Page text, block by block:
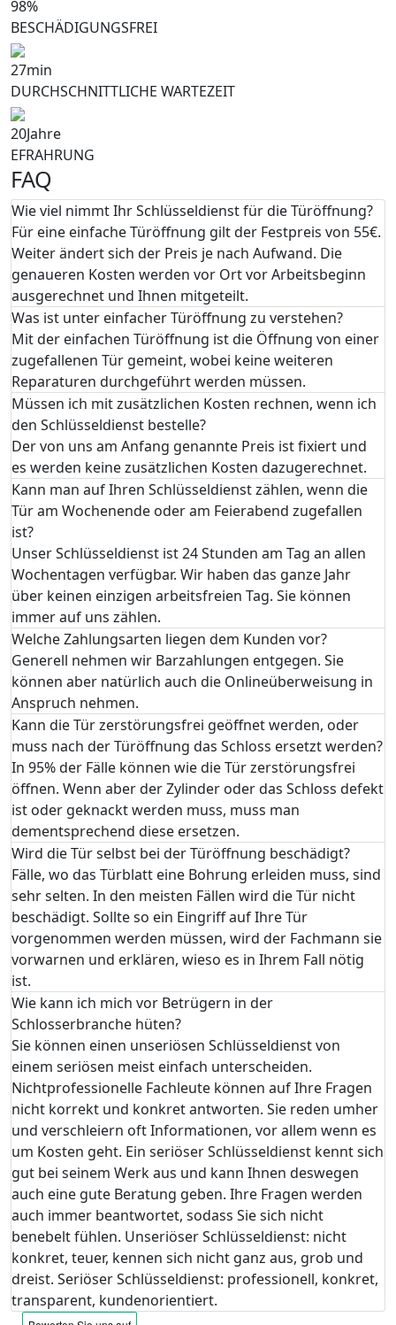
98%
BESCHÄDIGUNGSFREI
27min
DURCHSCHNITTLICHE WARTEZEIT
20Jahre
EFRAHRUNG
FAQ
Wie viel nimmt Ihr Schlüsseldienst für die Türöffnung?
Für eine einfache Türöffnung gilt der Festpreis von 55€.
Weiter ändert sich der Preis je nach Aufwand. Die
genaueren Kosten werden vor Ort vor Arbeitsbeginn
ausgerechnet und Ihnen mitgeteilt.
Was ist unter einfacher Türöffnung zu verstehen?
Mit der einfachen Türöffnung ist die Öffnung von einer
zugefallenen Tür gemeint, wobei keine weiteren
Reparaturen durchgeführt werden müssen.
Müssen ich mit zusätzlichen Kosten rechnen, wenn ich
den Schlüsseldienst bestelle?
Der von uns am Anfang genannte Preis ist fixiert und
es werden keine zusätzlichen Kosten dazugerechnet.
Kann man auf Ihren Schlüsseldienst zählen, wenn die
Tür am Wochenende oder am Feierabend zugefallen
ist?
Unser Schlüsseldienst ist 24 Stunden am Tag an allen
Wochentagen verfügbar. Wir haben das ganze Jahr
über keinen einzigen arbeitsfreien Tag. Sie können
immer auf uns zählen.
Welche Zahlungsarten liegen dem Kunden vor?
Generell nehmen wir Barzahlungen entgegen. Sie
können aber natürlich auch die Onlineüberweisung in
Anspruch nehmen.
Kann die Tür zerstörungsfrei geöffnet werden, oder
muss nach der Türöffnung das Schloss ersetzt werden?
In 95% der Fälle können wie die Tür zerstörungsfrei
öffnen. Wenn aber der Zylinder oder das Schloss defekt
ist oder geknackt werden muss, muss man
dementsprechend diese ersetzen.
Wird die Tür selbst bei der Türöffnung beschädigt?
Fälle, wo das Türblatt eine Bohrung erleiden muss, sind
sehr selten. In den meisten Fällen wird die Tür nicht
beschädigt. Sollte so ein Eingriff auf Ihre Tür
vorgenommen werden müssen, wird der Fachmann sie
vorwarnen und erklären, wieso es in Ihrem Fall nötig
ist.
Wie kann ich mich vor Betrügern in der
Schlosserbranche hüten?
Sie können einen unseriösen Schlüsseldienst von
einem seriösen meist einfach unterscheiden.
Nichtprofessionelle Fachleute können auf Ihre Fragen
nicht korrekt und konkret antworten. Sie reden umher
und verschleiern oft Informationen, vor allem wenn es
um Kosten geht. Ein seriöser Schlüsseldienst kennt sich
gut bei seinem Werk aus und kann Ihnen deswegen
auch eine gute Beratung geben. Ihre Fragen werden
auch immer beantwortet, sodass Sie sich nicht
benebelt fühlen. Unseriöser Schlüsseldienst: nicht
konkret, teuer, kennen sich nicht ganz aus, grob und
dreist. Seriöser Schlüsseldienst: professionell, konkret,
transparent, kundenorientiert.